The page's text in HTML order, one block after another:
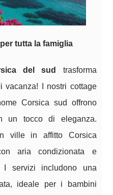
tutta la famiglia
del sud
trasforma
vacanza! I nostri cottage
Corsica sud offrono
un tocco di eleganza.
ville in affitto Corsica
aria condizionata e
I servizi includono una
ideale per i bambini